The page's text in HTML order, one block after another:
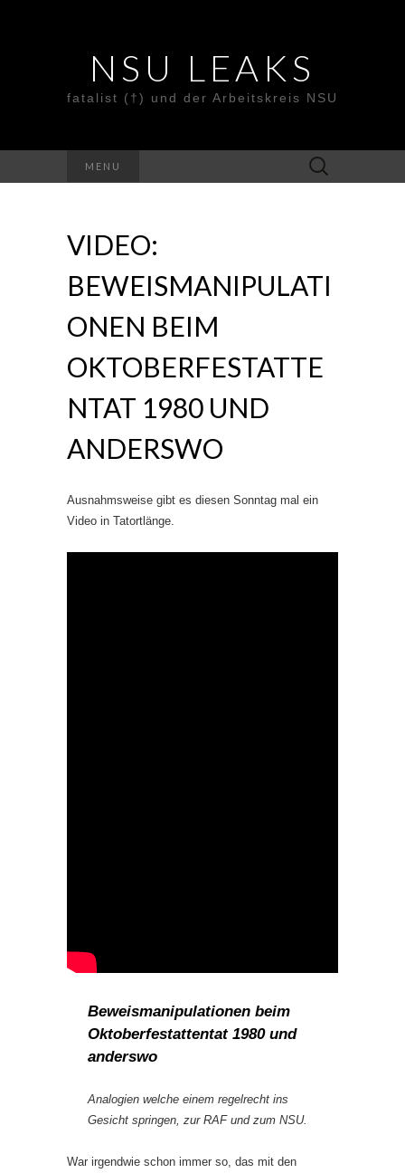
NSU LEAKS
fatalist (†) und der Arbeitskreis NSU
MENU
Suche
nach:
VIDEO:
BEWEISMANIPULATI
ONEN BEIM
OKTOBERFESTATTE
NTAT 1980 UND
ANDERSWO
Ausnahmsweise gibt es diesen Sonntag mal ein
Video in Tatortlänge.
Beweismanipulationen beim
Oktoberfestattentat 1980 und
anderswo
Analogien welche einem regelrecht ins
Gesicht springen, zur RAF und zum NSU.
War irgendwie schon immer so, das mit den